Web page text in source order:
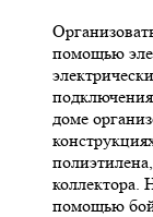
помощью
доме
коллектора.
помощью